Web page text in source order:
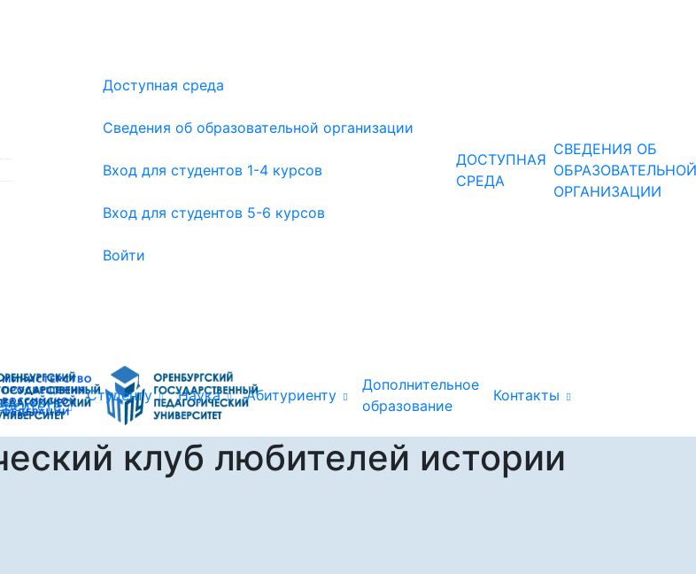
Доступная среда
Сведения об образовательной организации
Вход для студентов 1-4 курсов
Вход для студентов 5-6 курсов
Войти
ДОСТУПНАЯ
СРЕДА
СВЕДЕНИЯ ОБ
ОБРАЗОВАТЕЛЬНОЙ
ОРГАНИЗАЦИИ
Студенту Наука Абитуриенту
Дополнительное
образование
Контакты
клуб любителей истории